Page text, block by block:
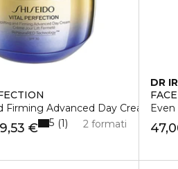
Firming Advanced Day Cream
€ 2 formati
5 1
DR
Even